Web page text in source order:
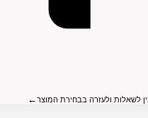
לשאלות ולעזרה בבחירת המוצר←